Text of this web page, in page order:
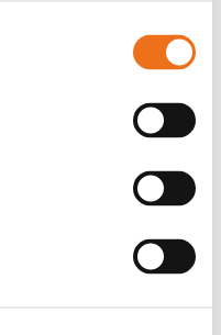
Lägg till i varukorg
shirt svart 2xl med avant-